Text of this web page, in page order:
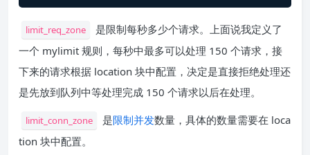
limit_req_zone
是限制每秒多少个请求。上面说我定义了
一个 mylimit 规则，每秒中最多可以处理 150 个请求，接
下来的请求根据 location 块中配置，决定是直接拒绝处理还
是先放到队列中等处理完成 150 个请求以后在处理。
limit_conn_zone 是限制并发数量，具体的数量需要在 loca
tion 块中配置。